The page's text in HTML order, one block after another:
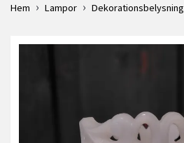
Hem Lampor Dekorationsbelysning